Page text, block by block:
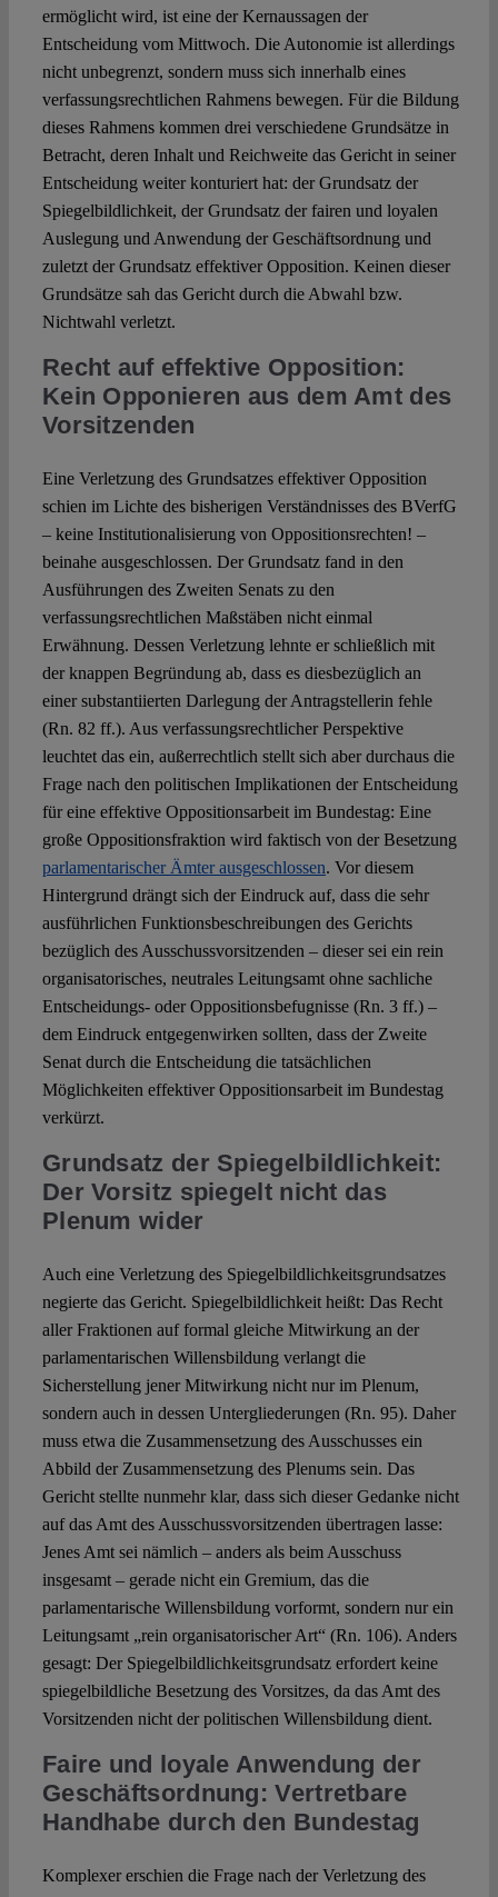
ermöglicht wird, ist eine der Kernaussagen der
Entscheidung vom Mittwoch. Die Autonomie ist allerdings
nicht unbegrenzt, sondern muss sich innerhalb eines
verfassungsrechtlichen Rahmens bewegen. Für die Bildung
dieses Rahmens kommen drei verschiedene Grundsätze in
Betracht, deren Inhalt und Reichweite das Gericht in seiner
Entscheidung weiter konturiert hat: der Grundsatz der
Spiegelbildlichkeit, der Grundsatz der fairen und loyalen
Auslegung und Anwendung der Geschäftsordnung und
zuletzt der Grundsatz effektiver Opposition. Keinen dieser
Grundsätze sah das Gericht durch die Abwahl bzw.
Nichtwahl verletzt.
Recht auf effektive Opposition:
Kein Opponieren aus dem Amt des
Vorsitzenden
Eine Verletzung des Grundsatzes effektiver Opposition
schien im Lichte des bisherigen Verständnisses des BVerfG
– keine Institutionalisierung von Oppositionsrechten! –
beinahe ausgeschlossen. Der Grundsatz fand in den
Ausführungen des Zweiten Senats zu den
verfassungsrechtlichen Maßstäben nicht einmal
Erwähnung. Dessen Verletzung lehnte er schließlich mit
der knappen Begründung ab, dass es diesbezüglich an
einer substantiierten Darlegung der Antragstellerin fehle
(Rn. 82 ff.). Aus verfassungsrechtlicher Perspektive
leuchtet das ein, außerrechtlich stellt sich aber durchaus die
Frage nach den politischen Implikationen der Entscheidung
für eine effektive Oppositionsarbeit im Bundestag: Eine
große Oppositionsfraktion wird faktisch von der Besetzung
parlamentarischer Ämter ausgeschlossen. Vor diesem
Hintergrund drängt sich der Eindruck auf, dass die sehr
ausführlichen Funktionsbeschreibungen des Gerichts
bezüglich des Ausschussvorsitzenden – dieser sei ein rein
organisatorisches, neutrales Leitungsamt ohne sachliche
Entscheidungs- oder Oppositionsbefugnisse (Rn. 3 ff.) –
dem Eindruck entgegenwirken sollten, dass der Zweite
Senat durch die Entscheidung die tatsächlichen
Möglichkeiten effektiver Oppositionsarbeit im Bundestag
verkürzt.
Grundsatz der Spiegelbildlichkeit:
Der Vorsitz spiegelt nicht das
Plenum wider
Auch eine Verletzung des Spiegelbildlichkeitsgrundsatzes
negierte das Gericht. Spiegelbildlichkeit heißt: Das Recht
aller Fraktionen auf formal gleiche Mitwirkung an der
parlamentarischen Willensbildung verlangt die
Sicherstellung jener Mitwirkung nicht nur im Plenum,
sondern auch in dessen Untergliederungen (Rn. 95). Daher
muss etwa die Zusammensetzung des Ausschusses ein
Abbild der Zusammensetzung des Plenums sein. Das
Gericht stellte nunmehr klar, dass sich dieser Gedanke nicht
auf das Amt des Ausschussvorsitzenden übertragen lasse:
Jenes Amt sei nämlich – anders als beim Ausschuss
insgesamt – gerade nicht ein Gremium, das die
parlamentarische Willensbildung vorformt, sondern nur ein
Leitungsamt „rein organisatorischer Art“ (Rn. 106). Anders
gesagt: Der Spiegelbildlichkeitsgrundsatz erfordert keine
spiegelbildliche Besetzung des Vorsitzes, da das Amt des
Vorsitzenden nicht der politischen Willensbildung dient.
Faire und loyale Anwendung der
Geschäftsordnung: Vertretbare
Handhabe durch den Bundestag
Komplexer erschien die Frage nach der Verletzung des